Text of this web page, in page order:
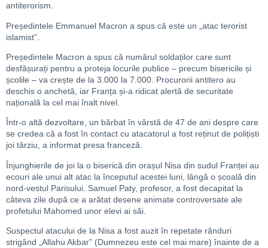
antiterorism.
Președintele Emmanuel Macron a spus că este un „atac terorist
islamist”.
Președintele Macron a spus că numărul soldaților care sunt
desfășurați pentru a proteja locurile publice – precum bisericile și
școlile – va crește de la 3.000 la 7.000. Procurorii antitero au
deschis o anchetă, iar Franța și-a ridicat alertă de securitate
națională la cel mai înalt nivel.
Într-o altă dezvoltare, un bărbat în vârstă de 47 de ani despre care
se credea că a fost în contact cu atacatorul a fost reținut de polițiști
joi târziu, a informat presa franceză.
Înjunghierile de joi la o biserică din orașul Nisa din sudul Franței au
ecouri ale unui alt atac la începutul acestei luni, lângă o școală din
nord-vestul Parisului. Samuel Paty, profesor, a fost decapitat la
câteva zile după ce a arătat desene animate controversate ale
profetului Mahomed unor elevi ai săi.
Suspectul atacului de la Nisa a fost auzit în repetate rânduri
strigând „Allahu Akbar” (Dumnezeu este cel mai mare) înainte de a